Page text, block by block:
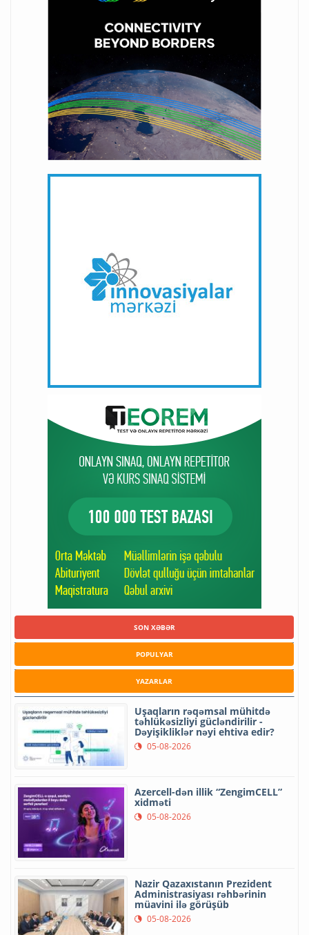
SON XƏBƏR
POPULYAR
YAZARLAR
Uşaqların rəqəmsal mühitdə
təhlükəsizliyi gücləndirilir -
Dəyişikliklər nəyi ehtiva edir?
05-08-2026
Azercell-dən illik “ZengimCELL”
xidməti
05-08-2026
Nazir Qazaxıstanın Prezident
Administrasiyası rəhbərinin
müavini ilə görüşüb
05-08-2026